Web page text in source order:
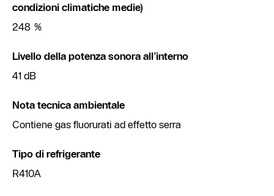
condizioni climatiche medie)
248 %
Livello della potenza sonora all’interno
41 dB
Nota tecnica ambientale
Contiene gas fluorurati ad effetto serra
Tipo di refrigerante
R410A